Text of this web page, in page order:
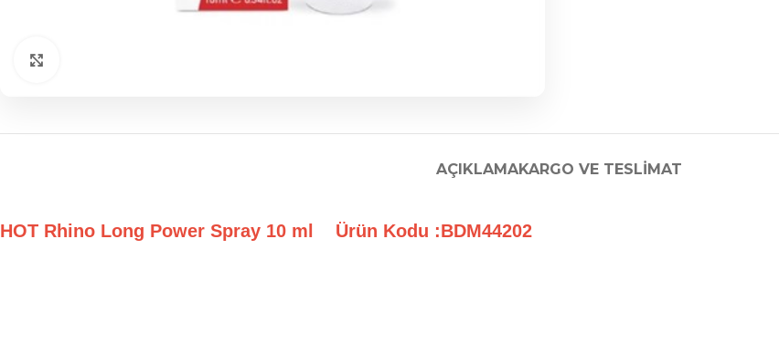
AÇIKLAMAKARGO VE TESLIMAT
HOT Rhino Long Power Spray 10 ml Ürün Kodu :BDM44202